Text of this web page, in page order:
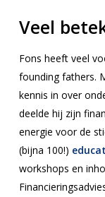
Veel
Fons heeft veel
founding fathers.
kennis in over
deelde hij zijn
energie voor de
(bijna 100!)
workshops en